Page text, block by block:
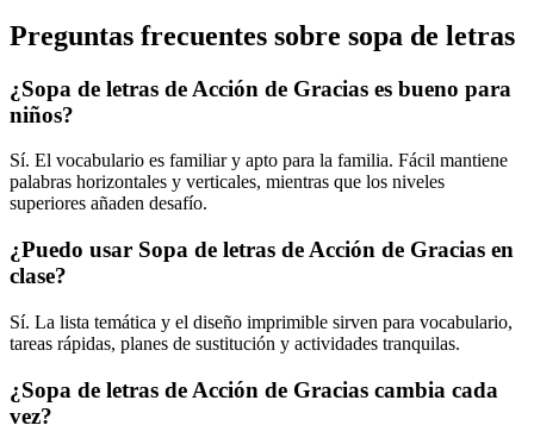
Preguntas frecuentes sobre sopa de letras
¿Sopa de letras de Acción de Gracias es bueno para
niños?
Sí. El vocabulario es familiar y apto para la familia. Fácil mantiene
palabras horizontales y verticales, mientras que los niveles
superiores añaden desafío.
¿Puedo usar Sopa de letras de Acción de Gracias en
clase?
Sí. La lista temática y el diseño imprimible sirven para vocabulario,
tareas rápidas, planes de sustitución y actividades tranquilas.
¿Sopa de letras de Acción de Gracias cambia cada
vez?